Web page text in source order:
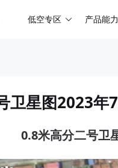
低空专区 产品能力
卫星图2023年
0.8米高分二号卫